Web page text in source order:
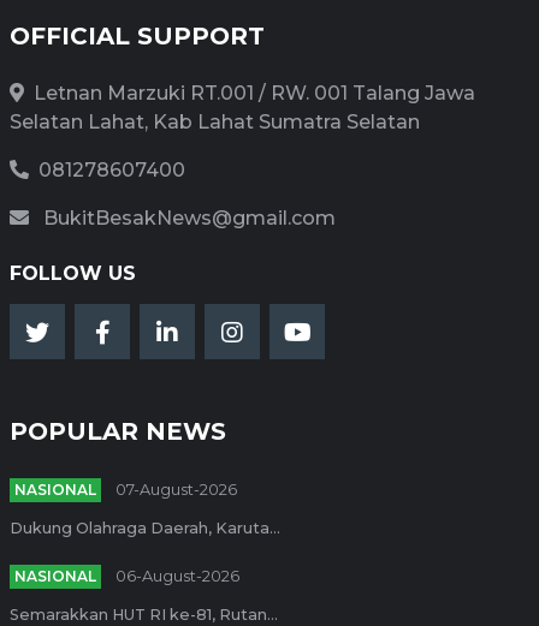
OFFICIAL SUPPORT
Letnan Marzuki RT.001 / RW. 001 Talang Jawa
Selatan Lahat, Kab Lahat Sumatra Selatan
081278607400
BukitBesakNews@gmail.com
FOLLOW US
POPULAR NEWS
NASIONAL 07-August-2026
Dukung Olahraga Daerah, Karuta...
NASIONAL 06-August-2026
Semarakkan HUT RI ke-81, Rutan...